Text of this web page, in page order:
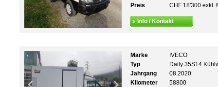
Preis
CHF 18'300 exkl.
Info / Kontakt
Marke
IVECO
Typ
Daily 35S14
Jahrgang
08.2020
Kilometer
58800